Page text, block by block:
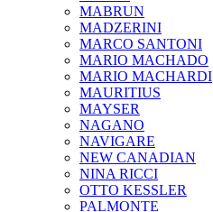
MABRUN
MADZERINI
MARCO SANTONI
MARIO MACHADO
MARIO MACHARDI
MAURITIUS
MAYSER
NAGANO
NAVIGARE
NEW CANADIAN
NINA RICCI
OTTO KESSLER
PALMONTE